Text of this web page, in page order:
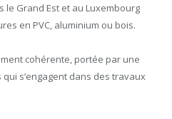
le Grand Est et au Luxembourg
en PVC, aluminium ou bois.
cohérente, portée par une
s’engagent dans des travaux